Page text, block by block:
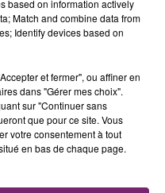
based on information actively
Match and combine data from
Identify devices based on
et fermer", ou affiner en
dans "Gérer mes choix".
sur "Continuer sans
que pour ce site. Vous
votre consentement à tout
en bas de chaque page.